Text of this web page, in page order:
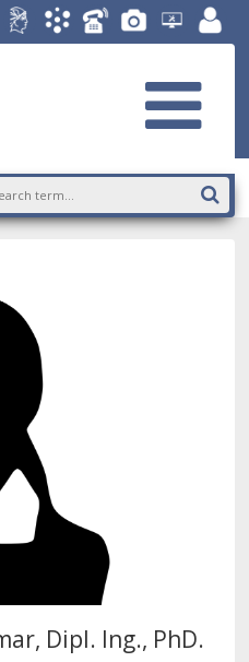
StudentAcademic
PhoneGalleryHelpdesk
EUBAportal
Dipl. Ing., PhD.